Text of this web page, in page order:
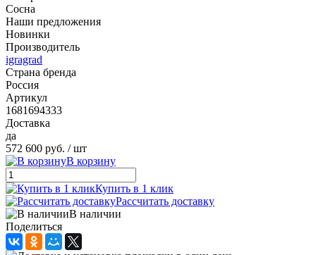
Сосна
Наши предложения
Новинки
Производитель
igragrad
Страна бренда
Россия
Артикул
1681694333
Доставка
да
572 600 руб. / шт
В корзину
Купить в 1 клик
Рассчитать доставку
В наличии
Поделиться